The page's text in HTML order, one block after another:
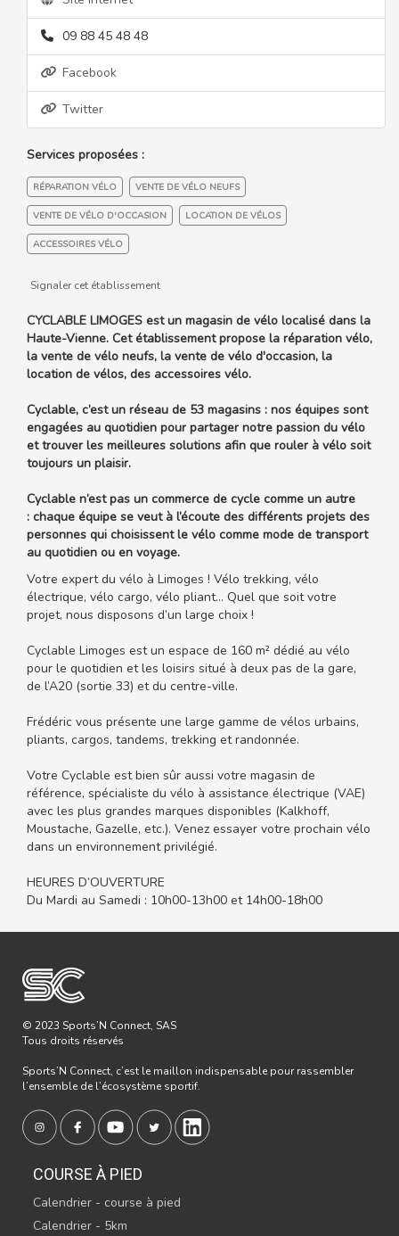
09 88 45 48 48
Facebook
Twitter
Services proposées :
RÉPARATION VÉLO VENTE DE VÉLO NEUFS
VENTE DE VÉLO D'OCCASION LOCATION DE VÉLOS
ACCESSOIRES VÉLO
Signaler cet établissement
CYCLABLE LIMOGES est un magasin de vélo localisé dans la
Haute-Vienne. Cet établissement propose la réparation vélo,
la vente de vélo neufs, la vente de vélo d'occasion, la
location de vélos, des accessoires vélo.
Cyclable, c’est un réseau de 53 magasins : nos équipes sont
engagées au quotidien pour partager notre passion du vélo
et trouver les meilleures solutions afin que rouler à vélo soit
toujours un plaisir.
Cyclable n’est pas un commerce de cycle comme un autre
: chaque équipe se veut à l’écoute des différents projets des
personnes qui choisissent le vélo comme mode de transport
au quotidien ou en voyage.
Votre expert du vélo à Limoges ! Vélo trekking, vélo
électrique, vélo cargo, vélo pliant… Quel que soit votre
projet, nous disposons d’un large choix !
Cyclable Limoges est un espace de 160 m² dédié au vélo
pour le quotidien et les loisirs situé à deux pas de la gare,
de l’A20 (sortie 33) et du centre-ville.
Frédéric vous présente une large gamme de vélos urbains,
pliants, cargos, tandems, trekking et randonnée.
Votre Cyclable est bien sûr aussi votre magasin de
référence, spécialiste du vélo à assistance électrique (VAE)
avec les plus grandes marques disponibles (Kalkhoff,
Moustache, Gazelle, etc.). Venez essayer votre prochain vélo
dans un environnement privilégié.
HEURES D’OUVERTURE
Du Mardi au Samedi : 10h00-13h00 et 14h00-18h00
© 2023 Sports’N Connect, SAS
Tous droits réservés
Sports’N Connect, c’est le maillon indispensable pour rassembler
l’ensemble de l’écosystème sportif.
COURSE À PIED
Calendrier - course à pied
Calendrier - 5km